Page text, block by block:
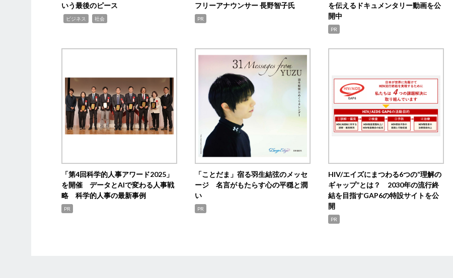
いう最後のピース
ビジネス 社会
フリーアナウンサー 長野智子氏
PR
を伝えるドキュメンタリー動画を公
開中
PR
「第4回科学的人事アワード2025」
を開催 データとAIで変わる人事戦
略 科学的人事の最新事例
PR
「ことだま」宿る羽生結弦のメッセ
ージ 名言がもたらす心の平穏と潤
い
PR
HIV/エイズにまつわる6つの“理解の
ギャップ”とは？ 2030年の流行終
結を目指すGAP6の特設サイトを公
開
PR